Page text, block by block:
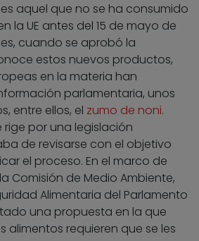
aquel que no se ha consumido
la UE antes del 15 de mayo de
cuando se aprobó la
estos nuevos productos,
en la materia han
parlamentaria, unos
entre ellos, el zumo de noni.
por una legislación
de revisarse con el objetivo
el proceso. En el marco de
Comisión de Medio Ambiente,
Alimentaria del Parlamento
una propuesta en la que
alimentos requieren que se les